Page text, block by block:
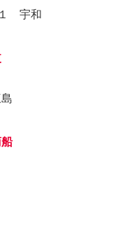
宇和